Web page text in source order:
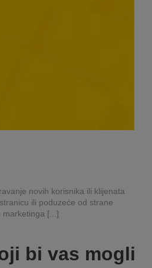
novih korisnika ili klijenata
ili poduzeće od strane
marketinga [...]
bi vas mogli